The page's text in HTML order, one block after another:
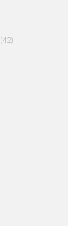
(42)